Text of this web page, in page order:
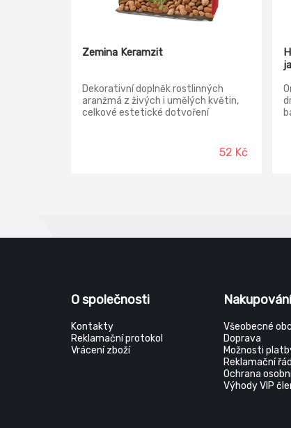
Zemina Keramzit
Dekorativní doplněk rostlinných
aranžmá z živých i umělých květin,
celkové estetické dotvoření
52 Kč
O společnosti
Kontakty
Reklamační protokol
Vrácení zboží
Všeobecné
Doprava
Možnosti
Reklamační řád
Ochrana
Výhody VIP